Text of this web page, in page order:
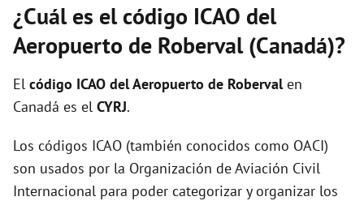
¿Cuál es el código ICAO del
Aeropuerto de Roberval (Canadá)?
El código ICAO delAeropuerto de Robervalen
Canadá es el CYRJ.
Los códigos ICAO (también conocidos como OACI)
son usados por la Organización de Aviación Civil
Internacional para poder categorizar y organizar los